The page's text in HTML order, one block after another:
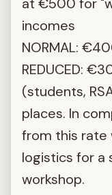
incomes
NORMAL:
REDUCED:
(students,
places. In
from this rate
logistics for a
workshop.